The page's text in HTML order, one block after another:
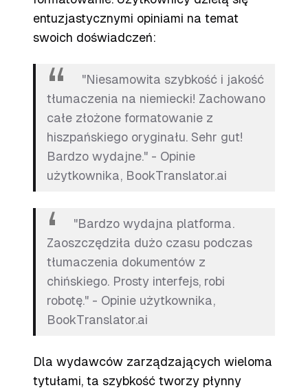
entuzjastycznymi opiniami na temat
swoich doświadczeń:
"Niesamowita szybkość i jakość
tłumaczenia na niemiecki! Zachowano
całe złożone formatowanie z
hiszpańskiego oryginału. Sehr gut!
Bardzo wydajne." - Opinie
użytkownika, BookTranslator.ai
"Bardzo wydajna platforma.
Zaoszczędziła dużo czasu podczas
tłumaczenia dokumentów z
chińskiego. Prosty interfejs, robi
robotę." - Opinie użytkownika,
BookTranslator.ai
Dla wydawców zarządzających wieloma
tytułami, ta szybkość tworzy płynny